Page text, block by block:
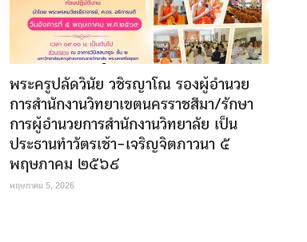
พระครูปลัดวินัย วชิรญาโณ รองผู้อำนวย
การสำนักงานวิทยาเขตนครราชสีมา/รักษา
การผู้อำนวยการสำนักงานวิทยาลัย เป็น
ประธานทำวัตรเช้า-เจริญจิตภาวนา ๕
พฤษภาคม ๒๕๖๙
พฤษภาคม 5, 2026